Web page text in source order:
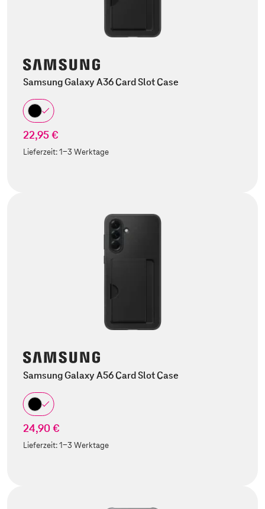
Samsung Galaxy A36 Card Slot Case
22,95 €
Lieferzeit:1-3 Werktage
Samsung Galaxy A56 Card Slot Case
24,90 €
Lieferzeit:1-3 Werktage